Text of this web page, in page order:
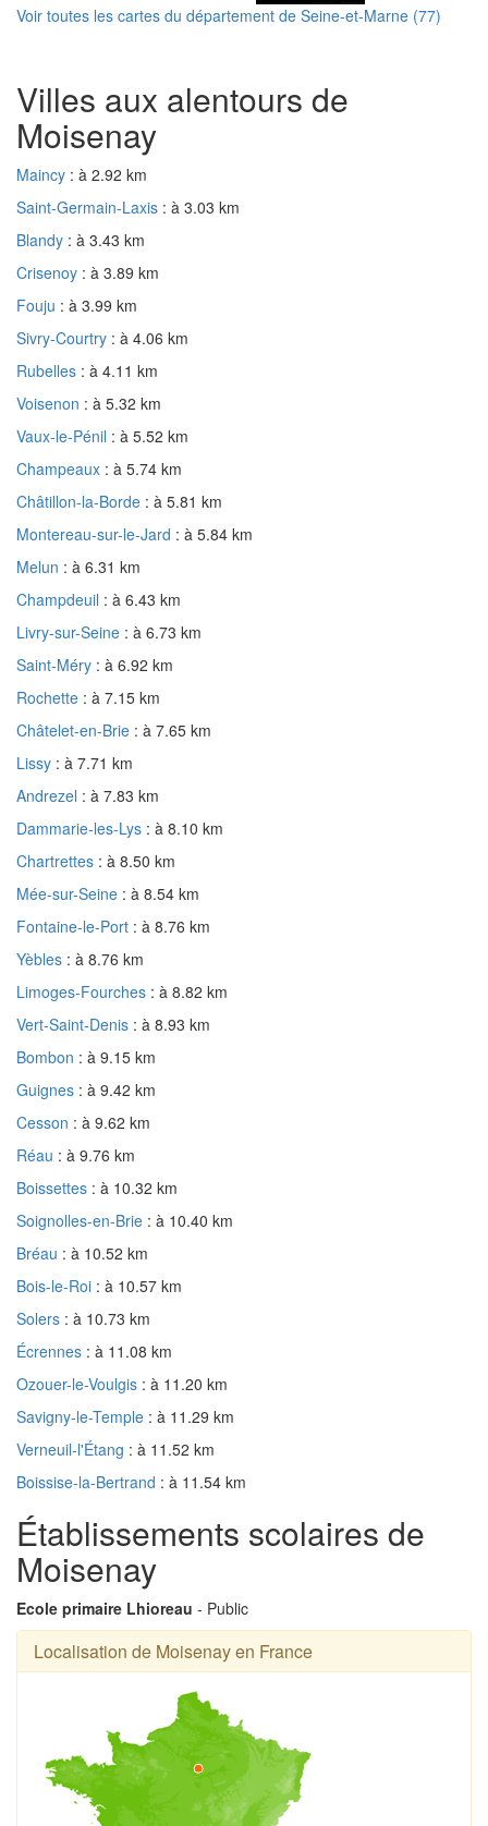
Voir toutes les cartes du département de Seine-et-Marne (77)
Villes aux alentours de
Moisenay
Maincy : à 2.92 km
Saint-Germain-Laxis : à 3.03 km
Blandy : à 3.43 km
Crisenoy : à 3.89 km
Fouju : à 3.99 km
Sivry-Courtry : à 4.06 km
Rubelles : à 4.11 km
Voisenon : à 5.32 km
Vaux-le-Pénil : à 5.52 km
Champeaux : à 5.74 km
Châtillon-la-Borde : à 5.81 km
Montereau-sur-le-Jard : à 5.84 km
Melun : à 6.31 km
Champdeuil : à 6.43 km
Livry-sur-Seine : à 6.73 km
Saint-Méry : à 6.92 km
Rochette : à 7.15 km
Châtelet-en-Brie : à 7.65 km
Lissy : à 7.71 km
Andrezel : à 7.83 km
Dammarie-les-Lys : à 8.10 km
Chartrettes : à 8.50 km
Mée-sur-Seine : à 8.54 km
Fontaine-le-Port : à 8.76 km
Yèbles : à 8.76 km
Limoges-Fourches : à 8.82 km
Vert-Saint-Denis : à 8.93 km
Bombon : à 9.15 km
Guignes : à 9.42 km
Cesson : à 9.62 km
Réau : à 9.76 km
Boissettes : à 10.32 km
Soignolles-en-Brie : à 10.40 km
Bréau : à 10.52 km
Bois-le-Roi : à 10.57 km
Solers : à 10.73 km
Écrennes : à 11.08 km
Ozouer-le-Voulgis : à 11.20 km
Savigny-le-Temple : à 11.29 km
Verneuil-l'Étang : à 11.52 km
Boissise-la-Bertrand : à 11.54 km
Établissements scolaires de
Moisenay
Ecole primaire Lhioreau - Public
Localisation de Moisenay en France